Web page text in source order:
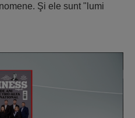
Şi ele sunt "lumi